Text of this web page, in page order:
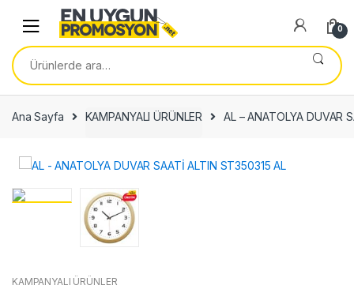
navigation
content
0
Ara:
Ana Sayfa KAMPANYALI ÜRÜNLER AL – ANATOLYA DUVAR
KAMPANYALI ÜRÜNLER